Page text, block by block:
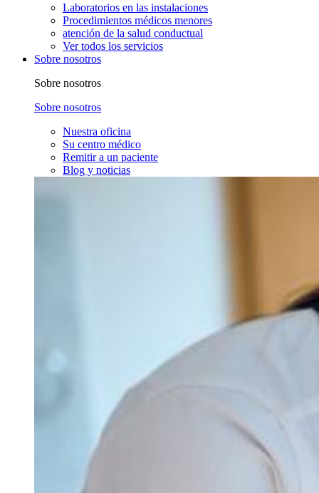
Laboratorios en las instalaciones
Procedimientos médicos menores
atención de la salud conductual
Ver todos los servicios
Sobre nosotros
Sobre nosotros
Sobre nosotros
Nuestra oficina
Su centro médico
Remitir a un paciente
Blog y noticias